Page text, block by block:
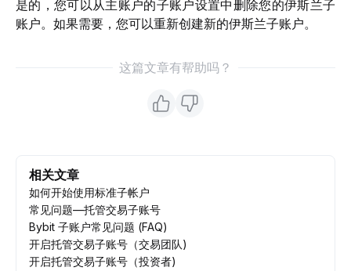
是的，您可以从主账户的子账户设置中删除您的伊斯兰子
账户。如果需要，您可以重新创建新的伊斯兰子账户。
这篇文章有帮助吗？
相关文章
如何开始使用标准子帐户
常见问题—托管交易子账号
Bybit 子账户常见问题 (FAQ)
开启托管交易子账号（交易团队)
开启托管交易子账号（投资者)